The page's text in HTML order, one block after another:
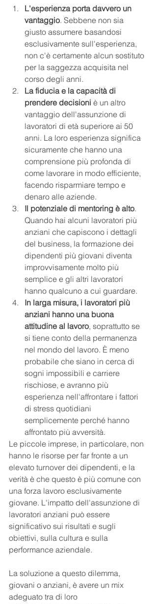
L'esperienza porta davvero un
vantaggio. Sebbene non sia
giusto assumere basandosi
esclusivamente sull'esperienza,
non c'è certamente alcun sostituto
per la saggezza acquisita nel
corso degli anni.
La fiducia e la capacità di
prendere decisioni è un altro
vantaggio dell'assunzione di
lavoratori di età superiore ai 50
anni. La loro esperienza significa
sicuramente che hanno una
comprensione più profonda di
come lavorare in modo efficiente,
facendo risparmiare tempo e
denaro alle aziende.
Il potenziale di mentoring è alto.
Quando hai alcuni lavoratori più
anziani che capiscono i dettagli
del business, la formazione dei
dipendenti più giovani diventa
improvvisamente molto più
semplice e gli altri lavoratori
hanno qualcuno a cui guardare.
In larga misura, i lavoratori più
anziani hanno una buona
attitudine al lavoro, soprattutto se
si tiene conto della permanenza
nel mondo del lavoro. È meno
probabile che siano in cerca di
sogni impossibili e carriere
rischiose, e avranno più
esperienza nell'affrontare i fattori
di stress quotidiani
semplicemente perché hanno
affrontato più avversità.
Le piccole imprese, in particolare, non
hanno le risorse per far fronte a un
elevato turnover dei dipendenti, e la
verità è che questo è più comune con
una forza lavoro esclusivamente
giovane. L'impatto dell'assunzione di
lavoratori anziani può essere
significativo sui risultati e sugli
obiettivi, sulla cultura e sulla
performance aziendale.
La soluzione a questo dilemma,
giovani o anziani, è avere un mix
adeguato tra di loro